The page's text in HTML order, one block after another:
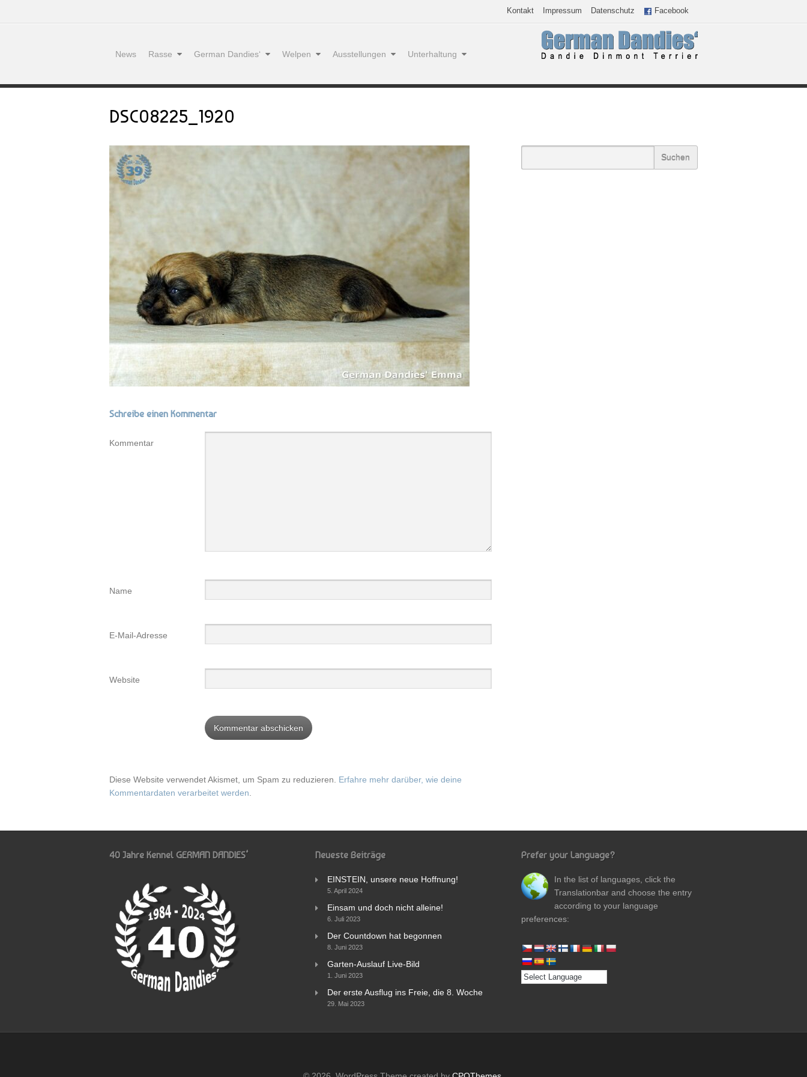
Kontakt Impressum Datenschutz Facebook
News Rasse German Dandies‘ Welpen Ausstellungen Unterhaltung
DSC08225_1920
Schreibe einen Kommentar
Kommentar
Name
E-Mail-Adresse
Website
Diese Website verwendet Akismet, um Spam zu reduzieren. Erfahre mehr darüber, wie deine
Kommentardaten verarbeitet werden
40 Jahre Kennel GERMAN DANDIES‘ Neueste Beiträge
EINSTEIN, unsere neue Hoffnung!
5. April 2024
Einsam und doch nicht alleine!
6. Juli 2023
Der Countdown hat begonnen
8. Juni 2023
Garten-Auslauf Live-Bild
1. Juni 2023
Der erste Ausflug ins Freie, die 8. Woche
29. Mai 2023
Prefer your Language?
In the list of languages, click the
Translationbar and choose the entry
according to your language
preferences: